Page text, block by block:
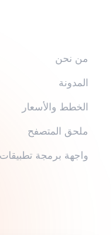
من نحن
المدونة
الخطط والأسعار
ملحق المتصفح
واجهة برمجة